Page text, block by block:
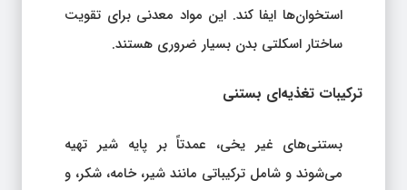
استخوان‌ها ایفا کند. این مواد معدنی برای تقویت
ساختار اسکلتی بدن بسیار ضروری هستند.
ترکیبات تغذیه‌ای بستنی
بستنی‌های غیر یخی، عمدتاً بر پایه شیر تهیه
می‌شوند و شامل ترکیباتی مانند شیر، خامه، شکر، و